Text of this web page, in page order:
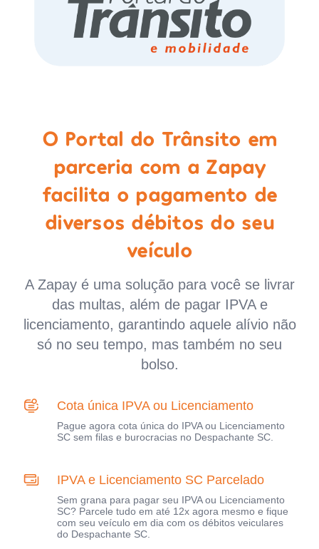
O Portal do Trânsito em
parceria com a Zapay
facilita o pagamento de
diversos débitos do seu
veículo
A Zapay é uma solução para você se livrar
das multas, além de pagar IPVA e
licenciamento, garantindo aquele alívio não
só no seu tempo, mas também no seu
bolso.
Cota única IPVA ou Licenciamento
Pague agora cota única do IPVA ou Licenciamento
SC sem filas e burocracias no Despachante SC.
IPVA e Licenciamento SC Parcelado
Sem grana para pagar seu IPVA ou Licenciamento
SC? Parcele tudo em até 12x agora mesmo e fique
com seu veículo em dia com os débitos veiculares
do Despachante SC.